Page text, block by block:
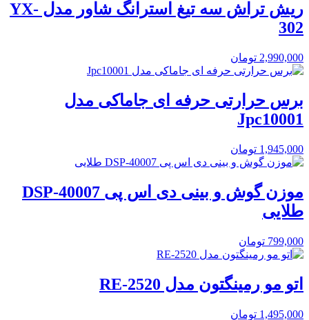
ریش تراش سه تیغ استرانگ شاور مدل YX-
302
2,990,000 تومان
برس حرارتی حرفه ای جاماکی مدل
Jpc10001
1,945,000 تومان
موزن گوش و بینی دی اس پی DSP-40007
طلایی
799,000 تومان
اتو مو رمینگتون مدل RE-2520
1,495,000 تومان